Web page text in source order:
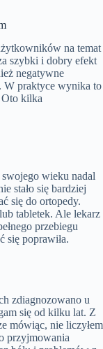
na temat
szybki i dobry efekt
negatywne
W praktyce wynika to
Oto kilka
wieku nadal
stało się bardziej
się do ortopedy.
tabletek. Ale lekarz
przebiegu
się poprawiła.
zdiagnozowano u
się od kilku lat. Z
mówiąc, nie liczyłem
przyjmowania